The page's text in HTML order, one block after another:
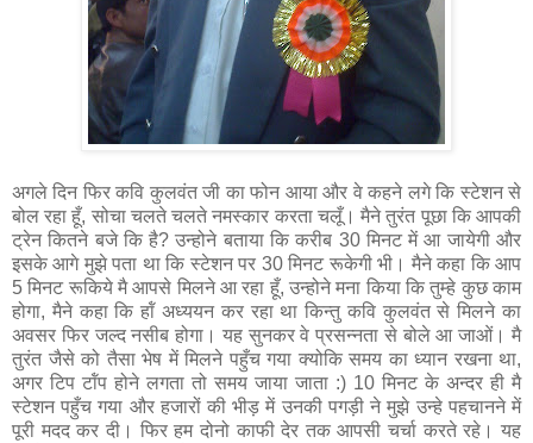
अगले दिन फिर कवि कुलवंत जी का फोन आया और वे कहने लगे कि स्‍टेशन से
बोल रहा हूँ, सोचा चलते चलते नमस्‍कार करता चलूँ। मैने तुरंत पूछा कि आपकी
ट्रेन कितने बजे कि है? उन्‍होने बताया कि करीब 30 मिनट में आ जायेगी और
इसके आगे मुझे पता था कि स्‍टेशन पर 30 मिनट रूकेगी भी। मैने कहा कि आप
5 मिनट रूकिये मै आपसे मिलने आ रहा हूँ, उन्‍होने मना किया कि तुम्‍हे कुछ काम
होगा, मैने कहा कि हॉं अध्‍ययन कर रहा था किन्‍तु कवि कुलवंत से मिलने का
अवसर फिर जल्‍द नसीब होगा। यह सुनकर वे प्रसन्‍नता से बोले आ जाओं। मै
तुरंत जैसे को तैसा भेष में मिलने पहुँच गया क्‍योकि समय का ध्‍यान रखना था,
अगर टिप टॉंप होने लगता तो समय जाया जाता :) 10 मिनट के अन्‍दर ही मै
स्‍टेशन पहुँच गया और हजारों की भीड़ में उनकी पगड़ी ने मुझे उन्‍हे पहचानने में
पूरी मदद कर दी। फिर हम दोनो काफी देर तक आपसी चर्चा करते रहे। यह